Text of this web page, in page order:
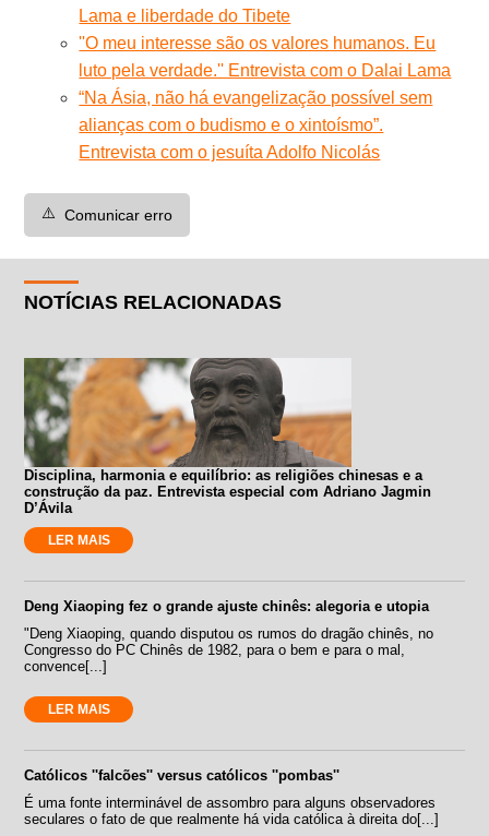
Lama e liberdade do Tibete
''O meu interesse são os valores humanos. Eu
luto pela verdade.'' Entrevista com o Dalai Lama
“Na Ásia, não há evangelização possível sem
alianças com o budismo e o xintoísmo”.
Entrevista com o jesuíta Adolfo Nicolás
⚠️ Comunicar erro
NOTÍCIAS RELACIONADAS
Disciplina, harmonia e equilíbrio: as religiões chinesas e a
construção da paz. Entrevista especial com Adriano Jagmin
D’Ávila
LER MAIS
Deng Xiaoping fez o grande ajuste chinês: alegoria e utopia
"Deng Xiaoping, quando disputou os rumos do dragão chinês, no
Congresso do PC Chinês de 1982, para o bem e para o mal,
convence[...]
LER MAIS
Católicos ''falcões'' versus católicos ''pombas''
É uma fonte interminável de assombro para alguns observadores
seculares o fato de que realmente há vida católica à direita do[...]